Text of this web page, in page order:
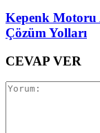
Kepenk Motoru
Çözüm Yolları
CEVAP VER